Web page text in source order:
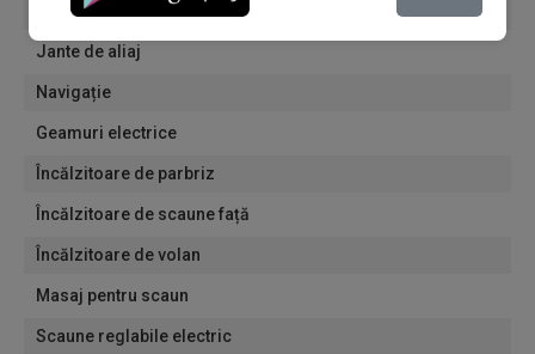
Întunecarea automată a oglinzii interioare
Jante de aliaj
Navigație
Geamuri electrice
Încălzitoare de parbriz
Încălzitoare de scaune față
Încălzitoare de volan
Masaj pentru scaun
Scaune reglabile electric